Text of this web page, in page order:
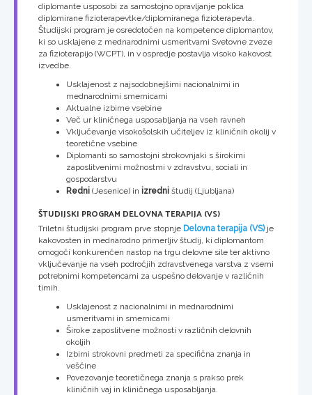
diplomante usposobi za samostojno opravljanje poklica
diplomirane fizioterapevtke/diplomiranega fizioterapevta.
Študijski program je osredotočen na kompetence diplomantov,
ki so usklajene z mednarodnimi usmeritvami Svetovne zveze
za fizioterapijo (WCPT), in v ospredje postavlja visoko kakovost
izvedbe.
Usklajenost z najsodobnejšimi nacionalnimi in
mednarodnimi smernicami
Aktualne izbirne vsebine
Več ur kliničnega usposabljanja na vseh ravneh
Vključevanje visokošolskih učiteljev iz kliničnih okolij v
teoretične vsebine
Diplomanti so samostojni strokovnjaki s širokimi
zaposlitvenimi možnostmi v zdravstvu, sociali in
gospodarstvu
Redni (Jesenice) in izredni študij (Ljubljana)
ŠTUDIJSKI PROGRAM DELOVNA TERAPIJA (VS)
Triletni študijski program prve stopnje Delovna terapija (VS)je
kakovosten in mednarodno primerljiv študij, ki diplomantom
omogoči konkurenčen nastop na trgu delovne sile ter aktivno
vključevanje na vseh področjih zdravstvenega varstva z vsemi
potrebnimi kompetencami za uspešno delovanje v različnih
timih.
Usklajenost z nacionalnimi in mednarodnimi
usmeritvami in smernicami
Široke zaposlitvene možnosti v različnih delovnih
okoljih
Izbirni strokovni predmeti za specifična znanja in
veščine
Povezovanje teoretičnega znanja s prakso prek
kliničnih vaj in kliničnega usposabljanja.